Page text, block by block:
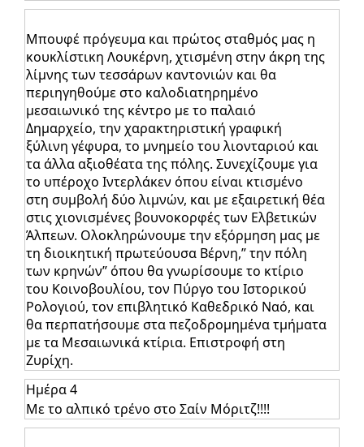
Μπουφέ πρόγευμα και πρώτος σταθμός μας η
κουκλίστικη Λουκέρνη, χτισμένη στην άκρη της
λίμνης των τεσσάρων καντονιών και θα
περιηγηθούμε στο καλοδιατηρημένο
μεσαιωνικό της κέντρο με το παλαιό
Δημαρχείο, την χαρακτηριστική γραφική
ξύλινη γέφυρα, το μνημείο του λιονταριού και
τα άλλα αξιοθέατα της πόλης. Συνεχίζουμε για
το υπέροχο Ιντερλάκεν όπου είναι κτισμένο
στη συμβολή δύο λιμνών, και με εξαιρετική θέα
στις χιονισμένες βουνοκορφές των Ελβετικών
Άλπεων. Ολοκληρώνουμε την εξόρμηση μας με
τη διοικητική πρωτεύουσα Βέρνη,” την πόλη
των κρηνών” όπου θα γνωρίσουμε το κτίριο
του Κοινοβουλίου, τον Πύργο του Ιστορικού
Ρολογιού, τον επιβλητικό Καθεδρικό Ναό, και
θα περπατήσουμε στα πεζοδρομημένα τμήματα
με τα Μεσαιωνικά κτίρια. Επιστροφή στη
Ζυρίχη.
Ημέρα 4
Με το αλπικό τρένο στο Σαίν Μόριτζ!!!!